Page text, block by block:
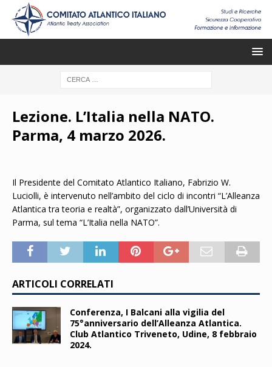
Lezione. L’Italia nella NATO.
Parma, 4 marzo 2026.
Il Presidente del Comitato Atlantico Italiano, Fabrizio W.
Luciolli, è intervenuto nell’ambito del ciclo di incontri “L’Alleanza
Atlantica tra teoria e realtà”, organizzato dall’Università di
Parma, sul tema “L’Italia nella NATO”.
ARTICOLI CORRELATI
Conferenza, I Balcani alla vigilia del
75°anniversario dell’Alleanza Atlantica.
Club Atlantico Triveneto, Udine, 8 febbraio
2024.